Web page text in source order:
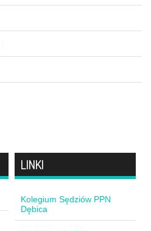
LINKI
Kolegium Sędziów PPN
Dębica